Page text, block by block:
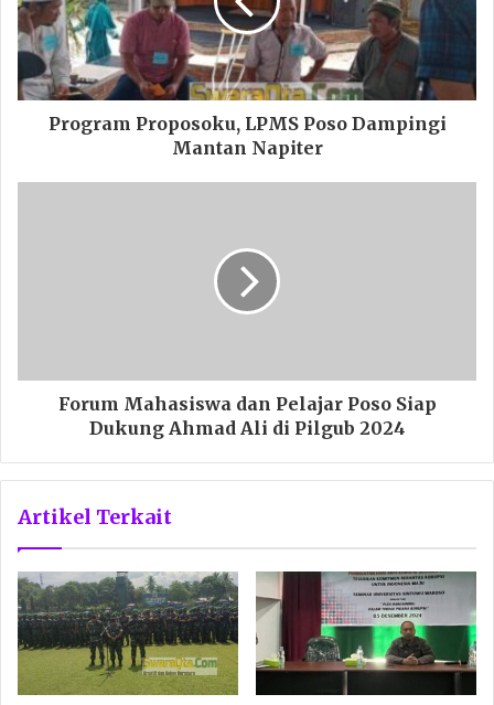
Program Proposoku, LPMS Poso Dampingi
Mantan Napiter
Forum Mahasiswa dan Pelajar Poso Siap
Dukung Ahmad Ali di Pilgub 2024
Artikel Terkait